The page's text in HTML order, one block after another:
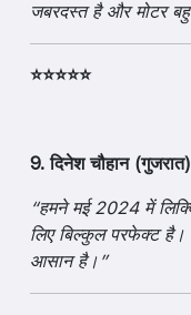
जबरदस्त है और मोटर
⭐⭐⭐⭐⭐
9. दिनेश चौहान (गुजरात)
“हमने मई 2024 में
लिए बिल्कुल परफेक्ट
आसान है।”